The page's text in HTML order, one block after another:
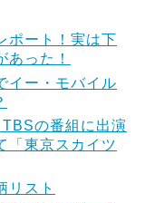
ポート！実は下
った！
イー・モバイル
の番組に出演
「東京スカイツ
リスト